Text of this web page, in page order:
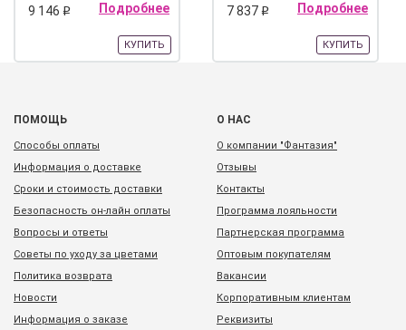
9 146 q Подробнее
КУПИТЬ
7 837 q Подробнее
КУПИТЬ
ПОМОЩЬ
Способы оплаты
Информация о доставке
Сроки и стоимость доставки
Безопасность он-лайн оплаты
Вопросы и ответы
Советы по уходу за цветами
Политика возврата
Новости
Информация о заказе
О НАС
О компании "Фантазия"
Отзывы
Контакты
Программа лояльности
Партнерская программа
Оптовым покупателям
Вакансии
Корпоративным клиентам
Реквизиты